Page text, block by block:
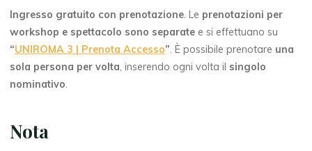
Ingresso gratuito con prenotazione. Le prenotazioni per
workshop e spettacolo sono separate e si effettuano su
“UNIROMA 3 | Prenota Accesso”. È possibile prenotare una
sola persona per volta, inserendo ogni volta il singolo
nominativo.
Nota